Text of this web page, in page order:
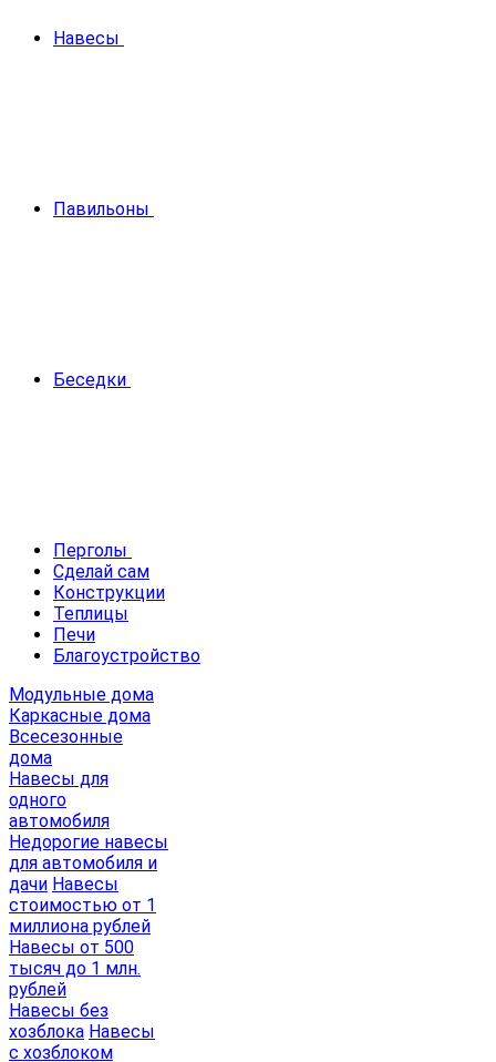
Навесы
Павильоны
Беседки
Перголы
Сделай сам
Конструкции
Теплицы
Печи
Благоустройство
Модульные дома
Каркасные дома
Всесезонные
дома
Навесы для
одного
автомобиля
Недорогие навесы
для автомобиля и
дачи Навесы
стоимостью от 1
миллиона рублей
Навесы от 500
тысяч до 1 млн.
рублей
Навесы без
хозблока Навесы
с хозблоком